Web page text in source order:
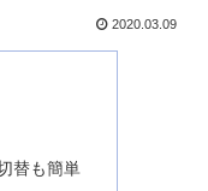
2020.03.09
替も簡単